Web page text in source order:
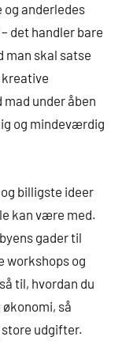
og anderledes
det handler bare
man skal satse
kreative
under åben
og mindeværdig
billigste ideer
kan være med.
gader til
workshops og
til, hvordan du
så
store udgifter.